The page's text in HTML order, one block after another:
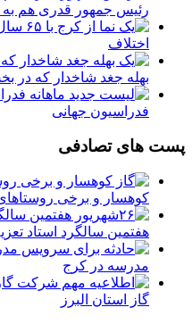
رئیس جمهور قدری هم به
اختلاف
بهله جغد شاخدار که در
فدراسیون جهانی
پست های تصادفی
کوهسار و برخی
هفتمین سالگرد استاد
مدرسه در کرج
گاز استان البرز